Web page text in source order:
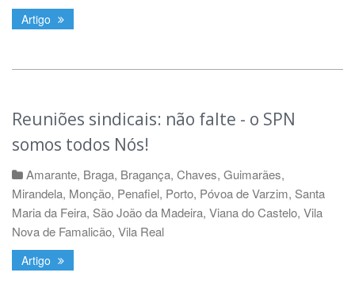
Artigo
Reuniões sindicais: não falte - o SPN
somos todos Nós!
Amarante, Braga, Bragança, Chaves, Guimarães,
Mirandela, Monção, Penafiel, Porto, Póvoa de Varzim, Santa
Maria da Feira, São João da Madeira, Viana do Castelo, Vila
Nova de Famalicão, Vila Real
Artigo